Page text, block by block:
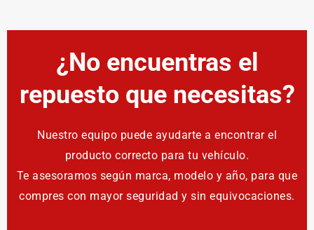
¿No encuentras el
repuesto que necesitas?
Nuestro equipo puede ayudarte a encontrar el
producto correcto para tu vehículo.
Te asesoramos según marca, modelo y año, para que
compres con mayor seguridad y sin equivocaciones.